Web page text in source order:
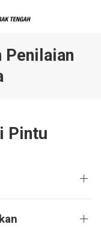
Penilaian
Pintu